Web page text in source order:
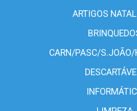
ARTIGOS
CARN/PASC/S.JOÃO/